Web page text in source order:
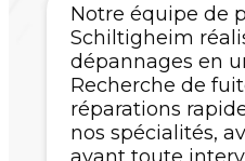
Notre équipe de
Schiltigheim
dépannages en
Recherche de
réparations
nos spécialités,